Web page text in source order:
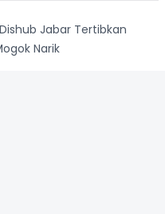
Jabar Tertibkan
Narik